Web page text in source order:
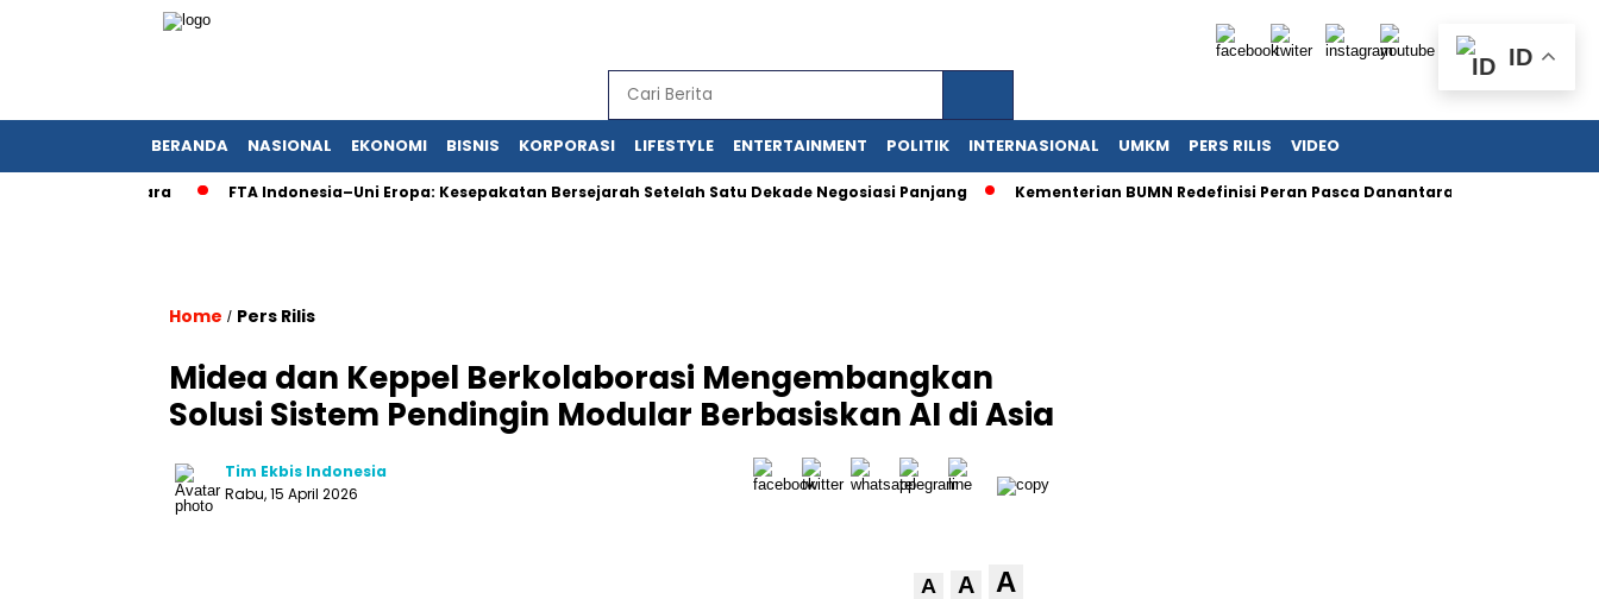
BERANDA NASIONAL EKONOMI BISNIS KORPORASI LIFESTYLE ENTERTAINMENT POLITIK INTERNASIONAL UMKM PERS RILIS VIDEO
FTA Indonesia–Uni Eropa: Kesepakatan Bersejarah Setelah Satu Dekade Negosiasi Panjang Kementerian BUMN Redefinisi Peran Pasca Danantara Demi Tata Kelola
Home / Pers Rilis
Midea dan Keppel Berkolaborasi Mengembangkan
Solusi Sistem Pendingin Modular Berbasiskan AI di Asia
Tim Ekbis Indonesia
Rabu, 15 April 2026
A A A
ID